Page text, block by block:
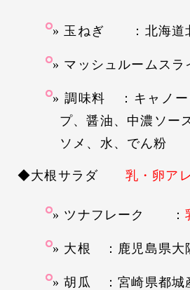
玉ねぎ ：北海道
マッシュルームス
調味料 ：キャノー
プ、醤油、中濃ソー
ソメ、水、でん粉
◆大根サラダ 乳・卵ア
ツナフレーク ：
大根 ：鹿児島県大
胡瓜 ：宮崎県都城